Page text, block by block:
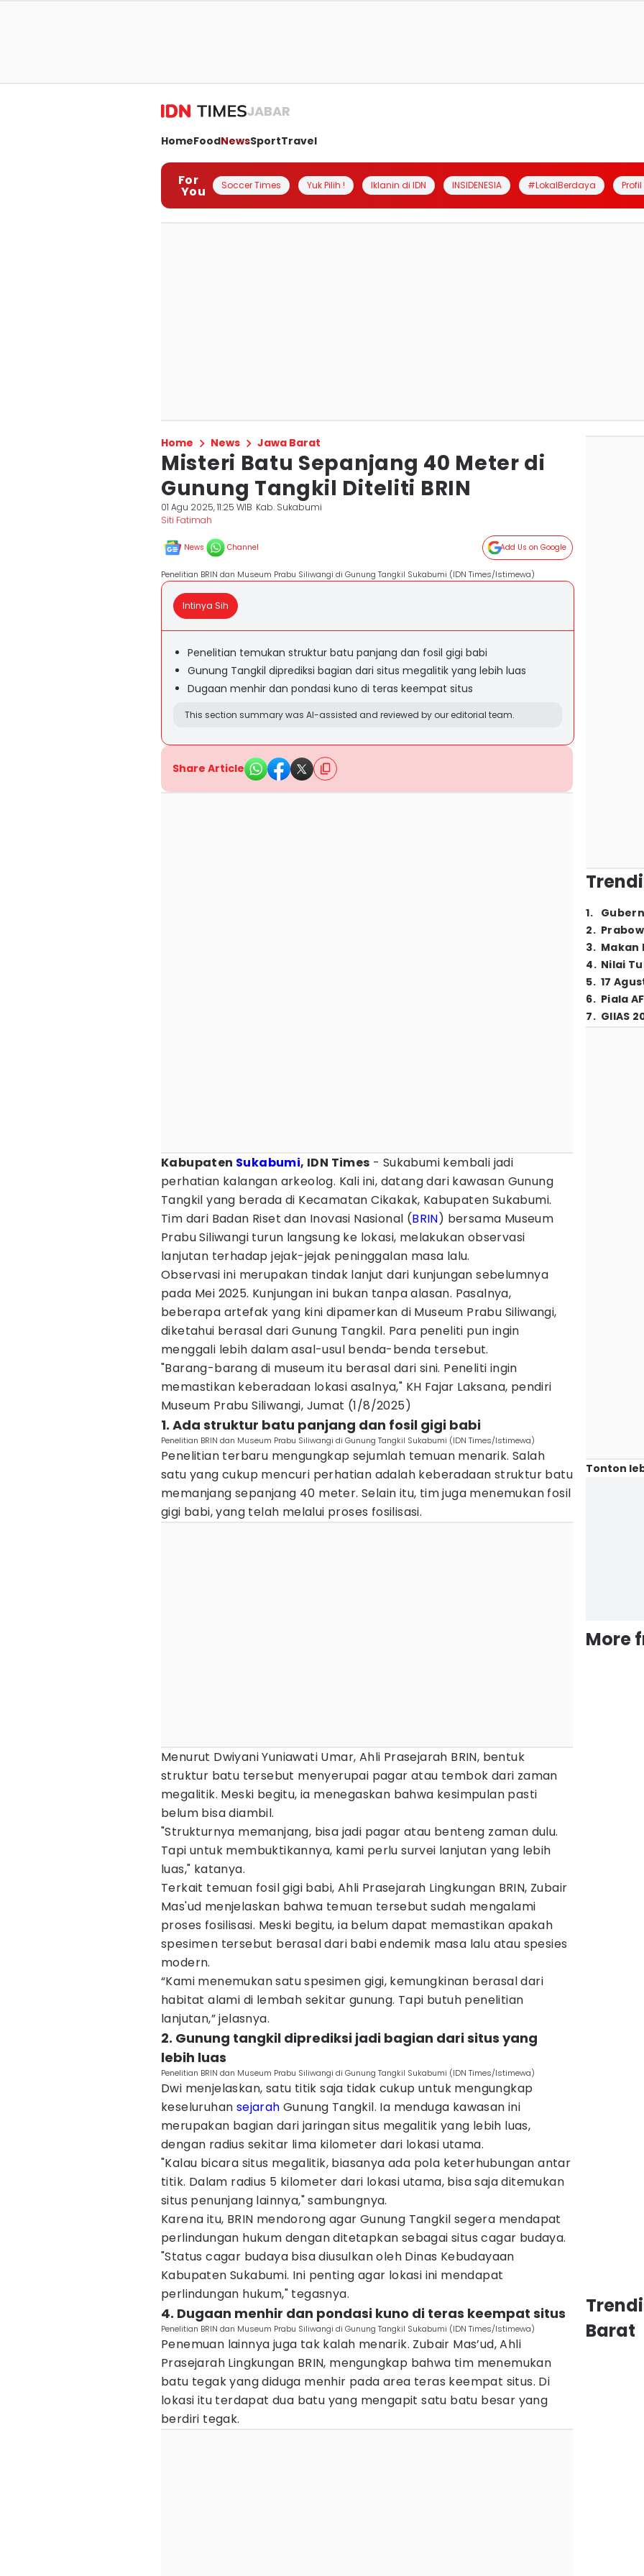
JABAR
HomeFoodNewsSportTravel
For
You Soccer Times Yuk Pilih ! Iklanin di IDN INSIDENESIA #LokalBerdaya
Home News Jawa Barat
Misteri Batu Sepanjang 40 Meter di
Gunung Tangkil Diteliti BRIN
01 Agu 2025, 11:25 WIB Kab. Sukabumi
Siti Fatimah
News Channel Add Us on Google
Penelitian BRIN dan Museum Prabu Siliwangi di Gunung Tangkil Sukabumi (IDN Times/Istimewa)
Intinya Sih
Penelitian temukan struktur batu panjang dan fosil gigi babi
Gunung Tangkil diprediksi bagian dari situs megalitik yang lebih luas
Dugaan menhir dan pondasi kuno di teras keempat situs
This section summary was AI-assisted and reviewed by our editorial team.
Share Article
Kabupaten Sukabumi, IDN Times - Sukabumi kembali jadi
perhatian kalangan arkeolog. Kali ini, datang dari kawasan Gunung
Tangkil yang berada di Kecamatan Cikakak, Kabupaten Sukabumi.
Tim dari Badan Riset dan Inovasi Nasional (BRIN) bersama Museum
Prabu Siliwangi turun langsung ke lokasi, melakukan observasi
lanjutan terhadap jejak-jejak peninggalan masa lalu.
Observasi ini merupakan tindak lanjut dari kunjungan sebelumnya
pada Mei 2025. Kunjungan ini bukan tanpa alasan. Pasalnya,
beberapa artefak yang kini dipamerkan di Museum Prabu Siliwangi,
diketahui berasal dari Gunung Tangkil. Para peneliti pun ingin
menggali lebih dalam asal-usul benda-benda tersebut.
"Barang-barang di museum itu berasal dari sini. Peneliti ingin
memastikan keberadaan lokasi asalnya," KH Fajar Laksana, pendiri
Museum Prabu Siliwangi, Jumat (1/8/2025)
1. Ada struktur batu panjang dan fosil gigi babi
Penelitian BRIN dan Museum Prabu Siliwangi di Gunung Tangkil Sukabumi (IDN Times/Istimewa)
Penelitian terbaru mengungkap sejumlah temuan menarik. Salah
satu yang cukup mencuri perhatian adalah keberadaan struktur batu
memanjang sepanjang 40 meter. Selain itu, tim juga menemukan fosil
gigi babi, yang telah melalui proses fosilisasi.
Menurut Dwiyani Yuniawati Umar, Ahli Prasejarah BRIN, bentuk
struktur batu tersebut menyerupai pagar atau tembok dari zaman
megalitik. Meski begitu, ia menegaskan bahwa kesimpulan pasti
belum bisa diambil.
"Strukturnya memanjang, bisa jadi pagar atau benteng zaman dulu.
Tapi untuk membuktikannya, kami perlu survei lanjutan yang lebih
luas," katanya.
Terkait temuan fosil gigi babi, Ahli Prasejarah Lingkungan BRIN, Zubair
Mas'ud menjelaskan bahwa temuan tersebut sudah mengalami
proses fosilisasi. Meski begitu, ia belum dapat memastikan apakah
spesimen tersebut berasal dari babi endemik masa lalu atau spesies
modern.
“Kami menemukan satu spesimen gigi, kemungkinan berasal dari
habitat alami di lembah sekitar gunung. Tapi butuh penelitian
lanjutan,” jelasnya.
2. Gunung tangkil diprediksi jadi bagian dari situs yang
lebih luas
Penelitian BRIN dan Museum Prabu Siliwangi di Gunung Tangkil Sukabumi (IDN Times/Istimewa)
Dwi menjelaskan, satu titik saja tidak cukup untuk mengungkap
keseluruhan sejarah Gunung Tangkil. Ia menduga kawasan ini
merupakan bagian dari jaringan situs megalitik yang lebih luas,
dengan radius sekitar lima kilometer dari lokasi utama.
"Kalau bicara situs megalitik, biasanya ada pola keterhubungan antar
titik. Dalam radius 5 kilometer dari lokasi utama, bisa saja ditemukan
situs penunjang lainnya," sambungnya.
Karena itu, BRIN mendorong agar Gunung Tangkil segera mendapat
perlindungan hukum dengan ditetapkan sebagai situs cagar budaya.
"Status cagar budaya bisa diusulkan oleh Dinas Kebudayaan
Kabupaten Sukabumi. Ini penting agar lokasi ini mendapat
perlindungan hukum," tegasnya.
4. Dugaan menhir dan pondasi kuno di teras keempat situs
Penelitian BRIN dan Museum Prabu Siliwangi di Gunung Tangkil Sukabumi (IDN Times/Istimewa)
Penemuan lainnya juga tak kalah menarik. Zubair Mas’ud, Ahli
Prasejarah Lingkungan BRIN, mengungkap bahwa tim menemukan
batu tegak yang diduga menhir pada area teras keempat situs. Di
lokasi itu terdapat dua batu yang mengapit satu batu besar yang
berdiri tegak.
1.
2.
3. Makan
4. Nilai
5. 17
6. Piala
7. GIIAS
Tonton
More
Barat